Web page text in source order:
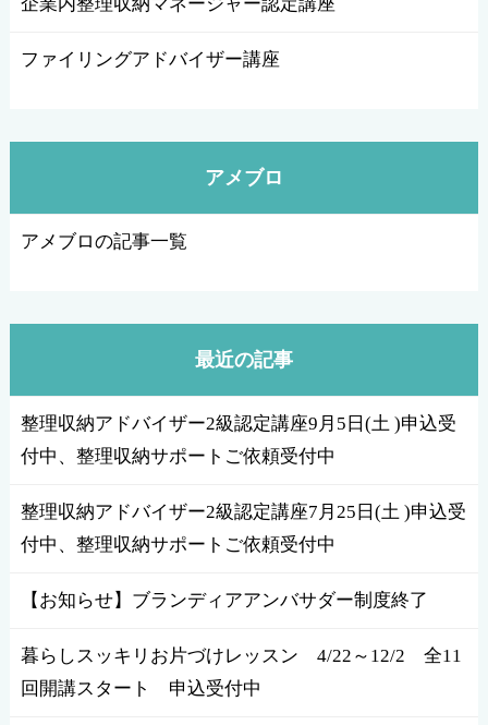
ファイリングアドバイザー講座
アメブロ
アメブロの記事一覧
最近の記事
整理収納アドバイザー2級認定講座9月5日(土 )申込受
付中、整理収納サポートご依頼受付中
整理収納アドバイザー2級認定講座7月25日(土 )申込受
付中、整理収納サポートご依頼受付中
【お知らせ】ブランディアアンバサダー制度終了
暮らしスッキリお片づけレッスン 4/22～12/2 全11
回開講スタート 申込受付中